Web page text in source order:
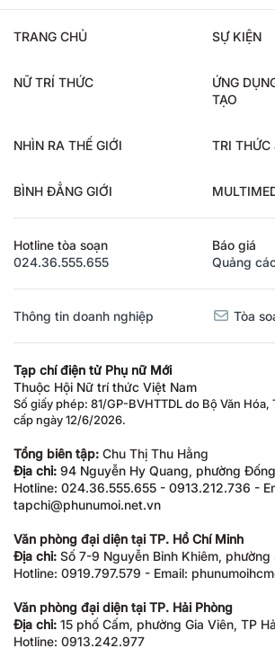
TRANG CHỦ SỰ KIỆN
NỮ TRÍ THỨC
ỨNG
TẠO
NHÌN RA THẾ GIỚI TRI THỨC
BÌNH ĐẲNG GIỚI
Hotline tòa soạn
024.36.555.655
Báo giá
Quảng
Thông tin doanh nghiệp Tòa
Tạp chí điện tử Phụ nữ Mới
Thuộc Hội Nữ trí thức Việt Nam
Số giấy phép: 81/GP-BVHTTDL do Bộ Văn Hóa,
cấp ngày 12/6/2026.
Tổng biên tập: Chu Thị Thu Hằng
Địa chỉ: 94 Nguyễn Hy Quang, phường
Hotline: 024.36.555.655 - 0913.212.736 -
tapchi@phunumoi.net.vn
Văn phòng đại diện tại TP. Hồ Chí Minh
Địa chỉ: Số 7-9 Nguyễn Bỉnh Khiêm, phường
Hotline: 0919.797.579 - Email:
Văn phòng đại diện tại TP. Hải Phòng
Địa chỉ: 15 phố Cấm, phường Gia Viên, TP
Hotline: 0913.242.977